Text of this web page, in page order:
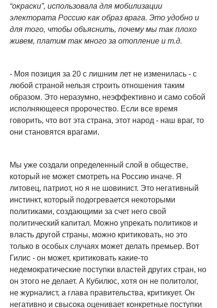
“окраски”, использовала для мобилизации
электората Россию как образ врага. Это удобно и
для того, чтобы объяснить, почему мы так плохо
живем, платим так много за отопление и т.д.
- Моя позиция за 20 с лишним лет не изменилась - с
любой страной нельзя строить отношения таким
образом. Это неразумно, неэффективно и само собой
исполняющееся пророчество. Если все время
говорить, что вот эта страна, этот народ - наш враг, то
они становятся врагами.
Мы уже создали определенный слой в обществе,
который не может смотреть на Россию иначе. Я
литовец, патриот, но я не шовинист. Это негативный
инстинкт, который подогревается некоторыми
политиками, создающими за счет него свой
политический капитал. Можно упрекать политиков и
власть другой страны, можно критиковать, но это
только в особых случаях может делать премьер. Вот
Гилис - он может, критиковать какие-то
недемократические поступки властей других стран, но
он этого не делает. А Кубилюс, хотя он не политолог,
не журналист, а глава правительства, критикует. Он
негативно и свысока оценивает конкретные поступки